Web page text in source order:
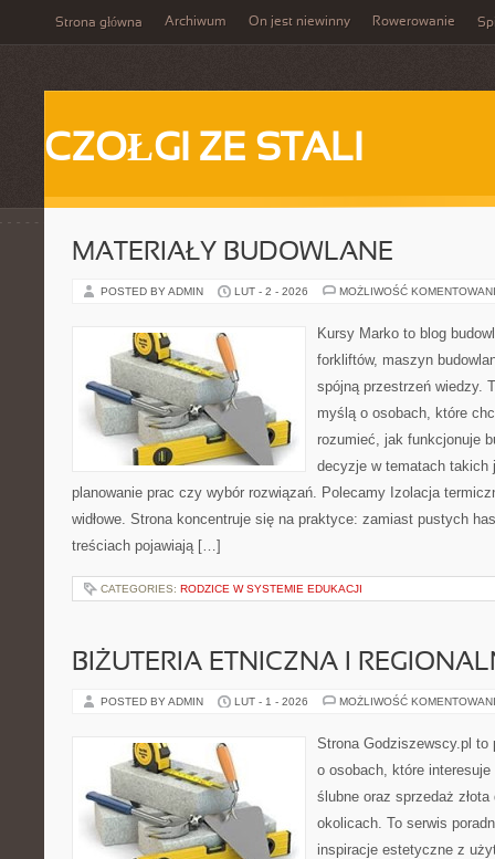
Strona główna Archiwum On jest niewinny Rowerowanie
CZOŁGI ZE STALI
MATERIAŁY BUDOWLANE
POSTED BY ADMIN LUT - 2 - 2026 MOŻLIWOŚĆ
Kursy Marko to blog
forkliftów, maszyn
spójną przestrzeń wiedzy.
myślą o osobach, które
rozumieć, jak funkcjonuje
decyzje w tematach takich
planowanie prac czy wybór rozwiązań. Polecamy Izolacja
widłowe. Strona koncentruje się na praktyce: zamiast pustych
treściach pojawiają […]
CATEGORIES: RODZICE W SYSTEMIE EDUKACJI
BIŻUTERIA ETNICZNA I
POSTED BY ADMIN LUT - 1 - 2026 MOŻLIWOŚĆ
Strona Godziszewscy.pl to
o osobach, które
ślubne oraz sprzedaż
okolicach. To serwis
inspiracje estetyczne z